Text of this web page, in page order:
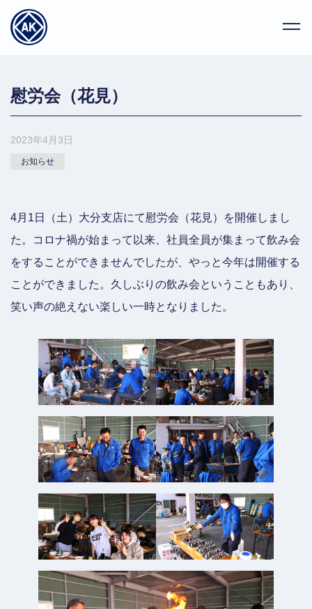
慰労会（花見）
2023年4月3日
お知らせ
4月1日（土）大分支店にて慰労会（花見）を開催しまし
た。コロナ禍が始まって以来、社員全員が集まって飲み会
をすることができませんでしたが、やっと今年は開催する
ことができました。久しぶりの飲み会ということもあり、
笑い声の絶えない楽しい一時となりました。